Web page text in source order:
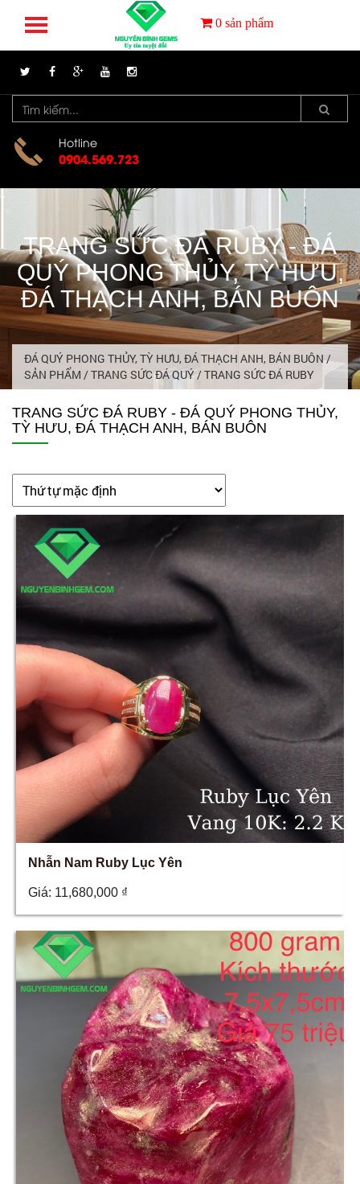
0 sản phẩm
Hotline
0904.569.723
TRANG SỨC ĐÁ RUBY - ĐÁ
QUÝ PHONG THỦY, TỲ HƯU,
ĐÁ THẠCH ANH, BÁN BUÔN
ĐÁ QUÝ PHONG THỦY, TỲ HƯU, ĐÁ THẠCH ANH, BÁN BUÔN/
SẢN PHẨM /TRANG SỨC ĐÁ QUÝ/TRANG SỨC ĐÁ RUBY
TRANG SỨC ĐÁ RUBY - ĐÁ QUÝ PHONG THỦY,
TỲ HƯU, ĐÁ THẠCH ANH, BÁN BUÔN
Nhẫn Nam Ruby Lục Yên
Giá: 11,680,000 ₫